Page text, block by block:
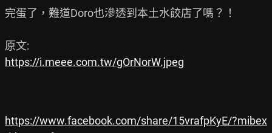
完蛋了，難道Doro也滲透到本土水餃店了嗎？！
https://i.meee.com.tw/gOrNorW.jpeg
https://www.facebook.com/share/15vrafpKyE/?mibex